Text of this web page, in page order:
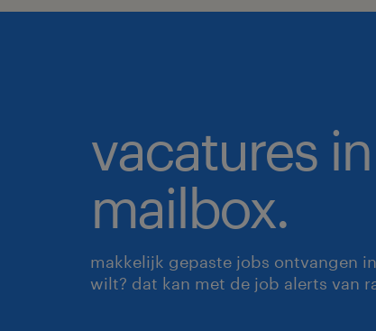
vacatures
mailbox.
makkelijk gepaste jobs ontvangen
wilt? dat kan met de job alerts van